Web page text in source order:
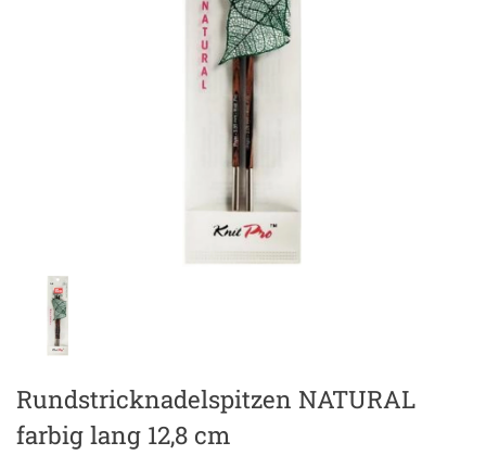
Rundstricknadelspitzen NATURAL
farbig lang 12,8 cm